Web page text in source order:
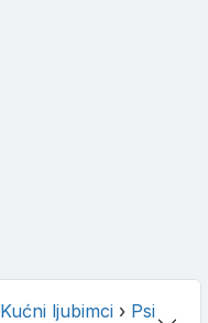
Kućni ljubimci › Psi